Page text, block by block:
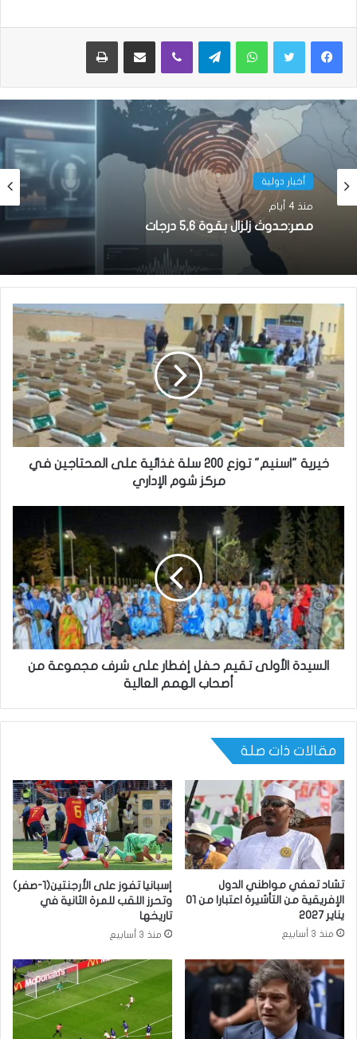
واتساب تيلقرام ڤايبر مشاركة عبر البريد طباعة
أخبار دولية
منذ 4 أيام
مصر:حدوث زلزال بقوة 5,6 درجات
خيرية "اسنيم" توزع 200 سلة غذائية على المحتاجين في
مركز شوم الإداري
السيدة الأولى تقيم حفل إفطار على شرف مجموعة من
أصحاب الهمم العالية
مقالات ذات صلة
تشاد تعفي مواطني الدول
الإفريقية من التأشيرة اعتبارا من 01
يناير 2027
منذ 3 أسابيع
إسبانيا تفوز على الأرجنتين(1-صفر)
وتحرز اللقب للمرة الثانية في
تاريخها
منذ 3 أسابيع